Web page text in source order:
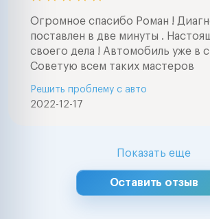
Огромное спасибо Роман !
поставлен в две минуты .
своего дела ! Автомобиль уже в
Советую всем таких мастеров
2022-12-17
Решить проблему с авто
Показать еще
Оставить отзыв